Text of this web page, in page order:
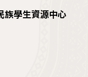
族學生資源中心